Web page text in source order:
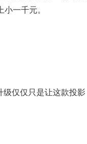
一千元。
级仅仅只是让这款投影